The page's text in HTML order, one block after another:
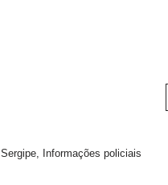
Informações policiais